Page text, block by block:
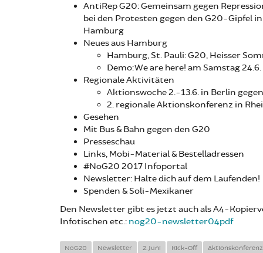
AntiRep G20: Gemeinsam gegen
bei den Protesten gegen den G20-Gipfel in
Hamburg
Neues aus Hamburg
Hamburg, St. Pauli: G20, Heisser
Demo: We are here! am Samstag
Regionale Aktivitäten
Aktionswoche 2.-13.6. in Berlin
2. regionale Aktionskonferenz in
Gesehen
Mit Bus & Bahn gegen den G20
Presseschau
Links, Mobi-Material & Bestelladressen
#NoG20 2017 Infoportal
Newsletter: Halte dich auf dem Laufenden!
Spenden & Soli-Mexikaner
Den Newsletter gibt es jetzt auch als A4-
Infotischen etc.: nog20-newsletter04pdf
NoG20 Newsletter 2. Juni Kick-Off Aktionskonferenz